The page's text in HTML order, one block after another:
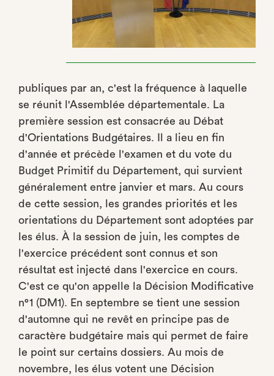
publiques par an, c'est la fréquence à laquelle
se réunit l'Assemblée départementale. La
première session est consacrée au Débat
d'Orientations Budgétaires. Il a lieu en fin
d'année et précède l'examen et du vote du
Budget Primitif du Département, qui survient
généralement entre janvier et mars. Au cours
de cette session, les grandes priorités et les
orientations du Département sont adoptées par
les élus. À la session de juin, les comptes de
l'exercice précédent sont connus et son
résultat est injecté dans l'exercice en cours.
C'est ce qu'on appelle la Décision Modificative
n°1 (DM1). En septembre se tient une session
d'automne qui ne revêt en principe pas de
caractère budgétaire mais qui permet de faire
le point sur certains dossiers. Au mois de
novembre, les élus votent une Décision